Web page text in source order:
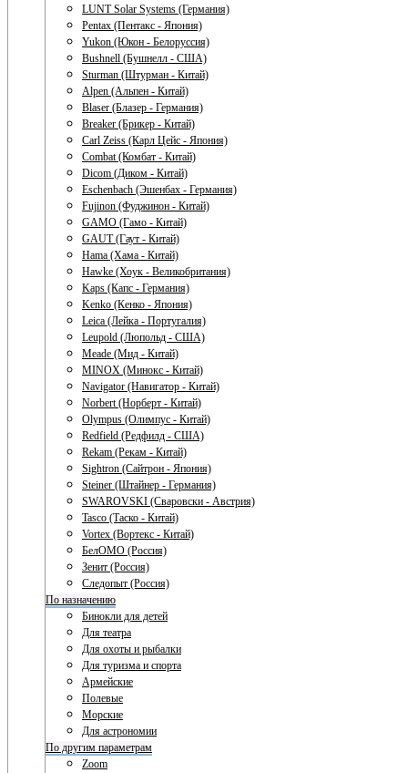
LUNT Solar Systems (Германия)
Pentax (Пентакс - Япония)
Yukon (Юкон - Белоруссия)
Bushnell (Бушнелл - США)
Sturman (Штурман - Китай)
Alpen (Альпен - Китай)
Blaser (Блазер - Германия)
Breaker (Брикер - Китай)
Carl Zeiss (Карл Цейс - Япония)
Combat (Комбат - Китай)
Dicom (Диком - Китай)
Eschenbach (Эшенбах - Германия)
Fujinon (Фуджинон - Китай)
GAMO (Гамо - Китай)
GAUT (Гаут - Китай)
Hama (Хама - Китай)
Hawke (Хоук - Великобритания)
Kaps (Капс - Германия)
Kenko (Кенко - Япония)
Leica (Лейка - Португалия)
Leupold (Люпольд - США)
Meade (Мид - Китай)
MINOX (Минокс - Китай)
Navigator (Навигатор - Китай)
Norbert (Норберт - Китай)
Olympus (Олимпус - Китай)
Redfield (Редфилд - США)
Rekam (Рекам - Китай)
Sightron (Сайтрон - Япония)
Steiner (Штайнер - Германия)
SWAROVSKI (Сваровски - Австрия)
Tasco (Таско - Китай)
Vortex (Вортекс - Китай)
БелОМО (Россия)
Зенит (Россия)
Следопыт (Россия)
По назначению
Бинокли для детей
Для театра
Для охоты и рыбалки
Для туризма и спорта
Армейские
Полевые
Морские
Для астрономии
По другим параметрам
Zoom